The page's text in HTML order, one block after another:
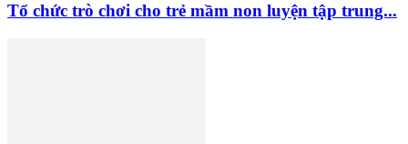
Tổ chức trò chơi cho trẻ mầm non luyện tập trung...